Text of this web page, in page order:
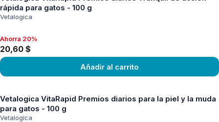
rápida para gatos - 100 g
Vetalogica
Ahorra 20%, 20,60 $
Ahorra 20%
20,60 $
Añadir al carrito
Vetalogica VitaRapid Premios diarios para la piel y la muda
para gatos - 100 g
Vetalogica